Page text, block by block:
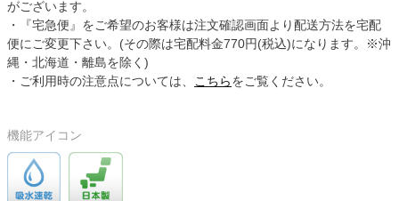
がございます。
・『宅急便』をご希望のお客様は注文確認画面より配送方法を宅配
便にご変更下さい。(その際は宅配料金770円(税込)になります。※沖
縄・北海道・離島を除く)
・ご利用時の注意点については、
こちらをご覧ください。
機能アイコン